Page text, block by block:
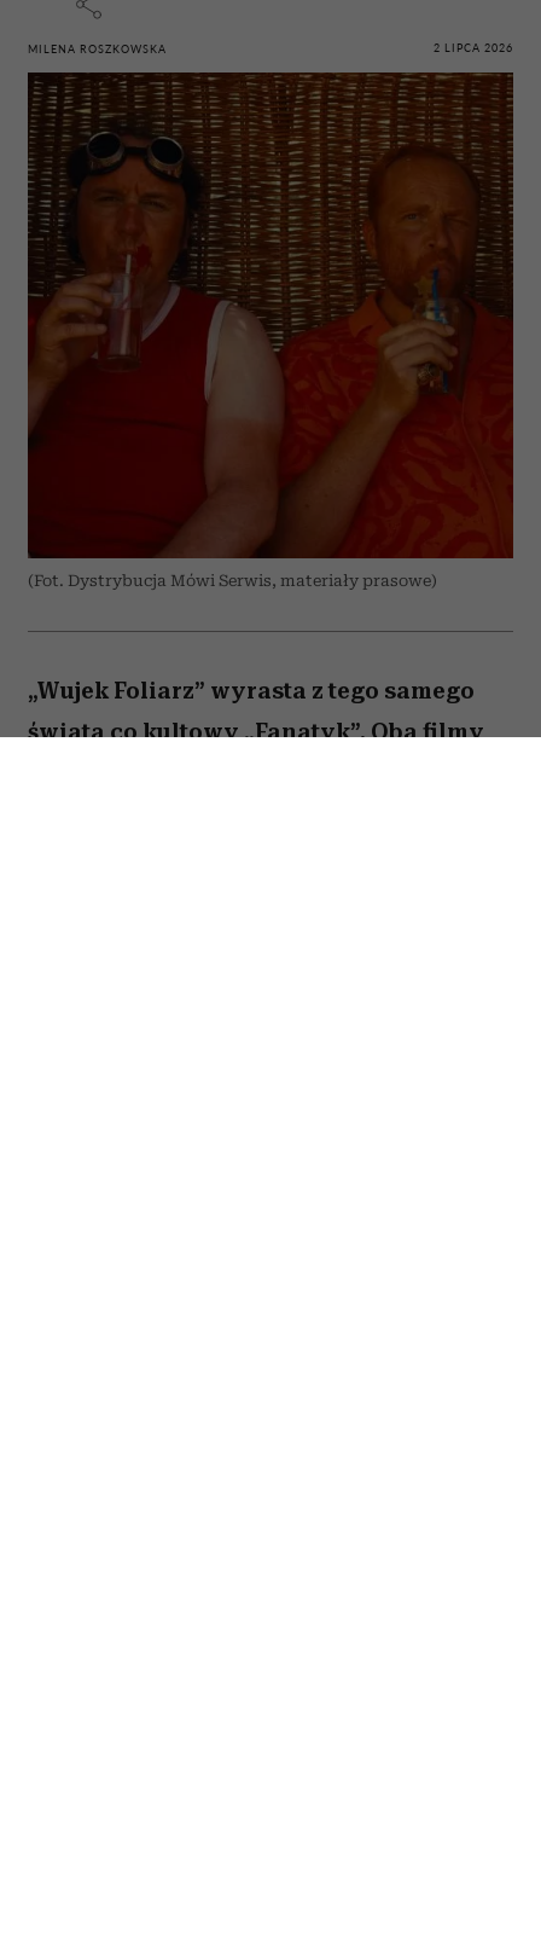
MILENA ROSZKOWSKA 2 LIPCA 2026
(Fot. Dystrybucja Mówi Serwis, materiały prasowe)
„Wujek Foliarz” wyrasta z tego samego
świata co kultowy „Fanatyk”. Oba filmy